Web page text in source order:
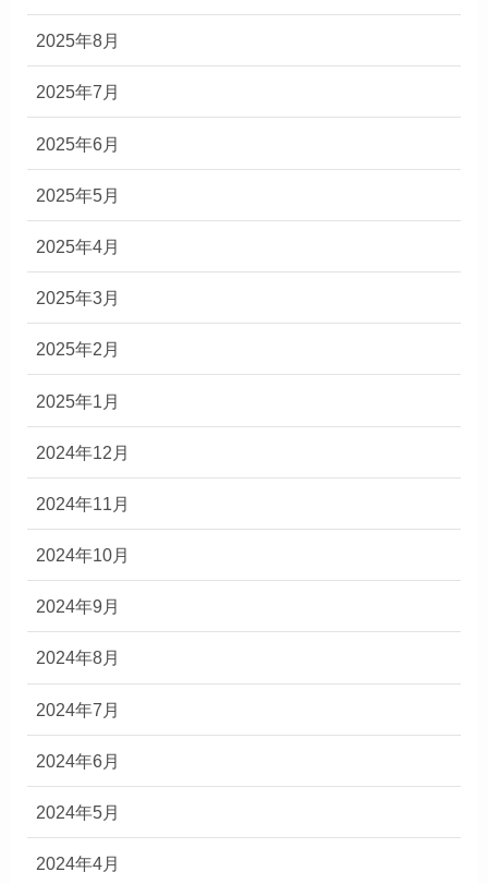
2025年8月
2025年7月
2025年6月
2025年5月
2025年4月
2025年3月
2025年2月
2025年1月
2024年12月
2024年11月
2024年10月
2024年9月
2024年8月
2024年7月
2024年6月
2024年5月
2024年4月